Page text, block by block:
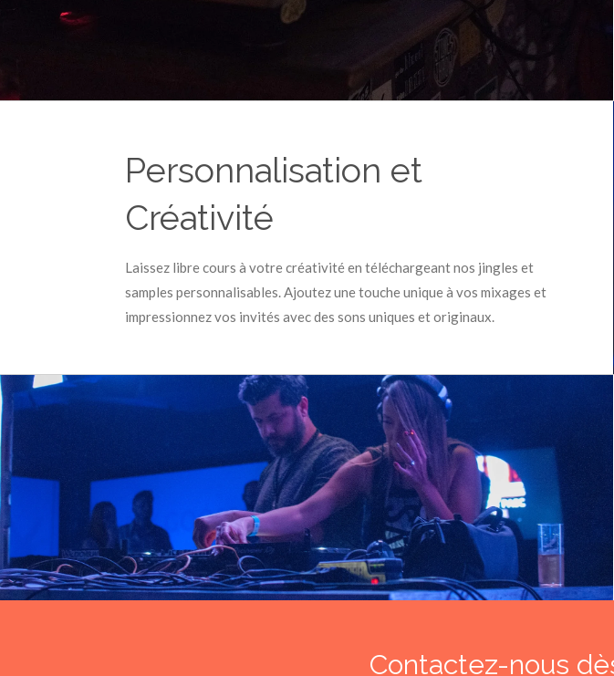
Personnalisation et
Créativité
Laissez libre cours à votre créativité en téléchargeant nos jingles et
samples personnalisables. Ajoutez une touche unique à vos mixages et
impressionnez vos invités avec des sons uniques et originaux.
Contactez-nous